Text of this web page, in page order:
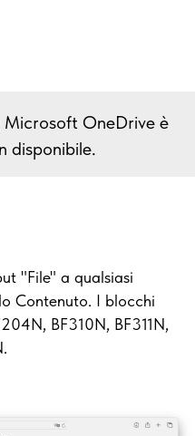
Microsoft OneDrive è
disponibile.
"File" a qualsiasi
Contenuto. I blocchi
BF310N, BF311N,